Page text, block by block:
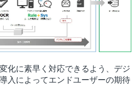
化に素早く対応できるよう、デジ
入によってエンドユーザーの期待